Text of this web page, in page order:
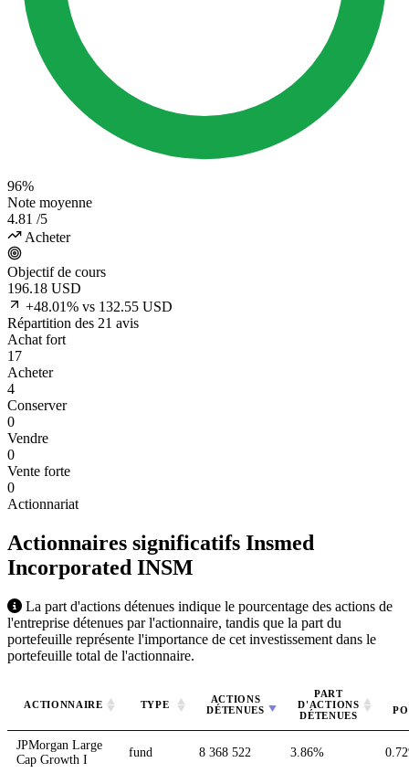
96%
Note moyenne
4.81 /5
Acheter
Objectif de cours
196.18 USD
+48.01% vs 132.55 USD
Répartition des 21 avis
Achat fort
17
Acheter
4
Conserver
0
Vendre
0
Vente forte
0
Actionnariat
Actionnaires significatifs Insmed
Incorporated INSM
La part d'actions détenues indique le pourcentage des actions de
l'entreprise détenues par l'actionnaire, tandis que la part du
portefeuille représente l'importance de cet investissement dans le
portefeuille total de l'actionnaire.
ACTIONNAIRE TYPE
ACTIONS
DÉTENUES
PART
D'ACTIONS
DÉTENUES
JPMorgan Large
Cap Growth I
fund 8 368 522 3.86%